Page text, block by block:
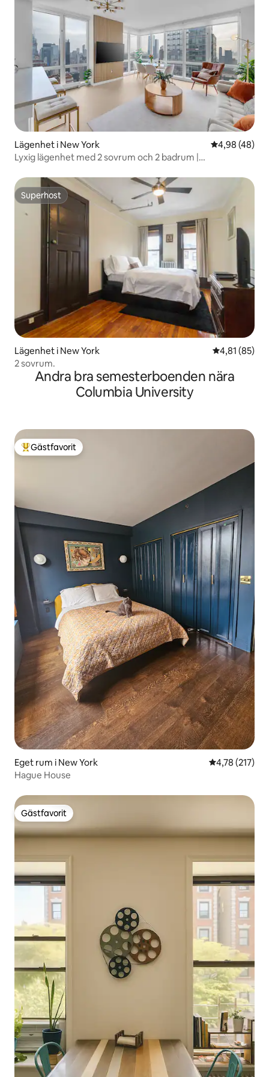
Lägenhet i New York 4,98 av 5 i
4,98 (48)
Lyxig lägenhet med 2 sovrum och 2 badrum |
Superhost
Superhost
Lägenhet i New York 4,81 av 5 i
4,81 (85)
2 sovrum.
Andra bra semesterboenden nära
Columbia University
Populär gästfavorit
Gästfavorit
Eget rum i New York 4,78 av 5 i
4,78 (217)
Hague House
Gästfavorit
Gästfavorit